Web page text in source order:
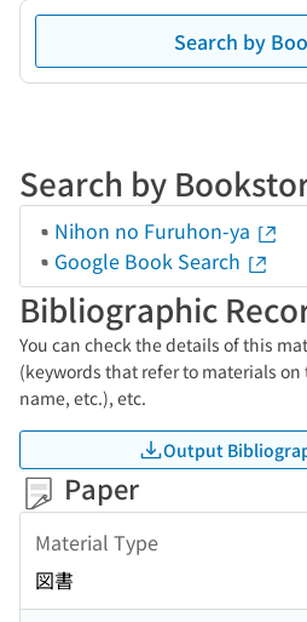
Search by
Search by
Nihon no Furuhon-ya
Google Book Search
Bibliographic
You can check the details of this
(keywords that refer to materials
name, etc.), etc.
Output
Paper
Material Type
図書